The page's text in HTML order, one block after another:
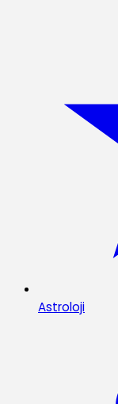
Astroloji